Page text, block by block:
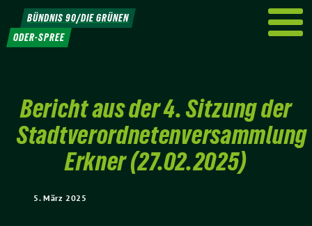
Weiter
zum
Inhalt
BÜNDNIS 90/DIE GRÜNEN
ODER-SPREE
Bericht aus der 4. Sitzung der
Stadtverordnetenversammlung
Erkner (27.02.2025)
5. März 2025